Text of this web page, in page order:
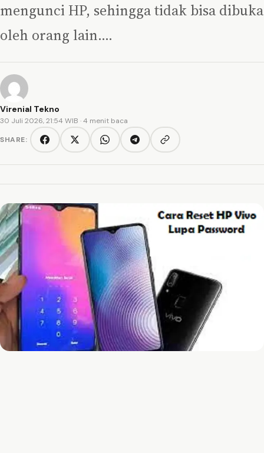
mengunci HP, sehingga tidak bisa dibuka
oleh orang lain.…
Virenial Tekno
30 Juli 2026, 21:54 WIB · 4 menit baca
SHARE:
FacebookTwitter/XWhatsAppTelegramCopy link